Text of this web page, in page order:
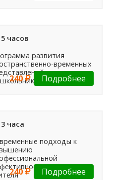
5 часов
развития
временных
с ОВЗ
240 Подробнее
3 часа
подходы к
работы
240 Подробнее